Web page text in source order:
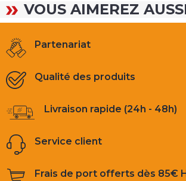
VOUS AIMEREZ
Partenariat
Qualité des produits
Livraison rapide (24h - 48h)
Service client
Frais de port offerts dès 85€